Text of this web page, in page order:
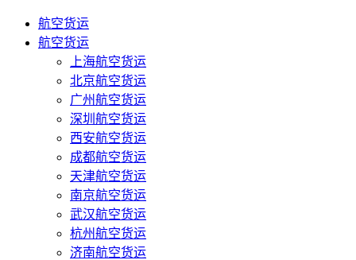
航空货运
航空货运
上海航空货运
北京航空货运
广州航空货运
深圳航空货运
西安航空货运
成都航空货运
天津航空货运
南京航空货运
武汉航空货运
杭州航空货运
济南航空货运